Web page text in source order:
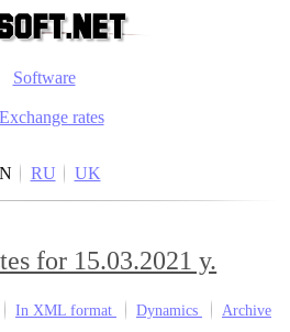
Software
Exchange rates
RU UK
for 15.03.2021 y.
In XML format Dynamics Archive